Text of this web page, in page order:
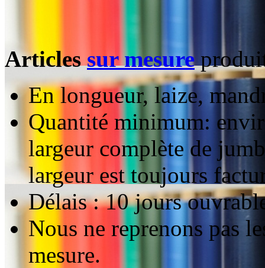
Articlessur mesure
En longueur, laize,
Quantité minimum:
largeur complète de
largeur est toujours
Délais : 10 jours
Nous ne reprenons pas
mesure.